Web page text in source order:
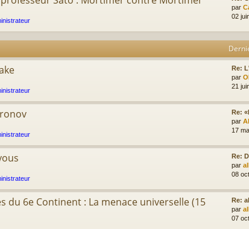
par
02
Re:
par
21
Re:
par
17
Re:
par
08
du 6e Continent : La menace universelle (15
Re:
par
07